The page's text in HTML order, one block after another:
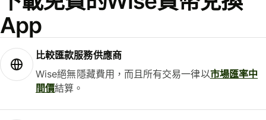
App
比較匯款服務供應商
Wise絕無隱藏費用，而且所有交易一律以市場匯率中
間價結算。